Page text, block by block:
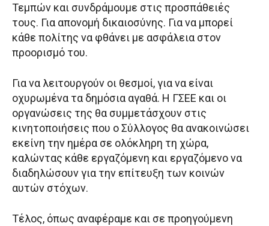
Τεμπών και συνδράμουμε στις προσπάθειές
τους. Για απονομή δικαιοσύνης. Για να μπορεί
κάθε πολίτης να φθάνει με ασφάλεια στον
προορισμό του.
Για να λειτουργούν οι θεσμοί, για να είναι
οχυρωμένα τα δημόσια αγαθά. Η ΓΣΕΕ και οι
οργανώσεις της θα συμμετάσχουν στις
κινητοποιήσεις που ο Σύλλογος θα ανακοινώσει
εκείνη την ημέρα σε ολόκληρη τη χώρα,
καλώντας κάθε εργαζόμενη και εργαζόμενο να
διαδηλώσουν για την επίτευξη των κοινών
αυτών στόχων.
Τέλος, όπως αναφέραμε και σε προηγούμενη